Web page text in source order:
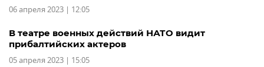
06 апреля 2023 | 12:05
В театре военных действий НАТО видит
прибалтийских актеров
05 апреля 2023 | 15:05